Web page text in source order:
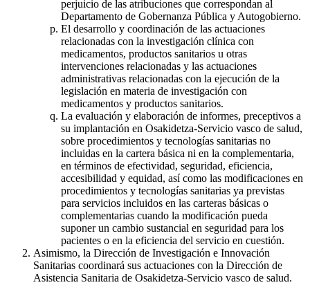
perjuicio de las atribuciones que correspondan al
Departamento de Gobernanza Pública y Autogobierno.
El desarrollo y coordinación de las actuaciones
relacionadas con la investigación clínica con
medicamentos, productos sanitarios u otras
intervenciones relacionadas y las actuaciones
administrativas relacionadas con la ejecución de la
legislación en materia de investigación con
medicamentos y productos sanitarios.
La evaluación y elaboración de informes, preceptivos a
su implantación en Osakidetza-Servicio vasco de salud,
sobre procedimientos y tecnologías sanitarias no
incluidas en la cartera básica ni en la complementaria,
en términos de efectividad, seguridad, eficiencia,
accesibilidad y equidad, así como las modificaciones en
procedimientos y tecnologías sanitarias ya previstas
para servicios incluidos en las carteras básicas o
complementarias cuando la modificación pueda
suponer un cambio sustancial en seguridad para los
pacientes o en la eficiencia del servicio en cuestión.
Asimismo, la Dirección de Investigación e Innovación
Sanitarias coordinará sus actuaciones con la Dirección de
Asistencia Sanitaria de Osakidetza-Servicio vasco de salud.